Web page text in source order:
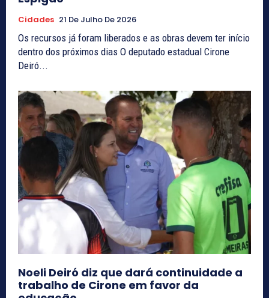
Cidades 21 De Julho De 2026
Os recursos já foram liberados e as obras devem ter início
dentro dos próximos dias O deputado estadual Cirone
Deiró...
Noeli Deiró diz que dará continuidade a
trabalho de Cirone em favor da